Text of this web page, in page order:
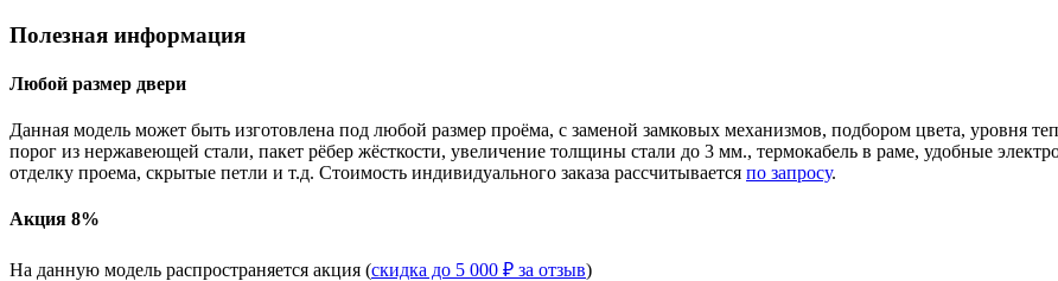
Полезная информация
Любой размер двери
Данная модель может быть изготовлена под любой размер проёма, с заменой замковых механизмов, подбором цвета, уровня
порог из нержавеющей стали, пакет рёбер жёсткости, увеличение толщины стали до 3 мм., термокабель в раме, удобные
отделку проема, скрытые петли и т.д. Стоимость индивидуального заказа рассчитывается по запросу.
Акция 8%
На данную модель распространяется акция (скидка до 5 000 ₽ за отзыв)